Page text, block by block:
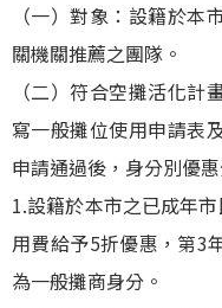
（一）對象：設籍於
關機關推薦之團隊。
（二）符合空攤活化
寫一般攤位使用申請表
申請通過後，身分別優惠
1.設籍於本市之已成年
用費給予5折優惠，第3
為一般攤商身分。